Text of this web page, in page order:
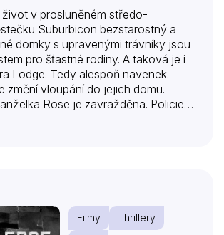
v prosluněném středo-
Suburbicon bezstarostný a
domky s upravenými trávníky jsou
pro šťastné rodiny. A taková je i
Lodge. Tedy alespoň navenek.
změní vloupání do jejich domu.
Rose je zavražděna. Policie
podezřelého. Ale když dojde na
Gardner pachatele neoznačí. A
řetězec podezírání, vydírání, násilí a
Filmy
Thrillery